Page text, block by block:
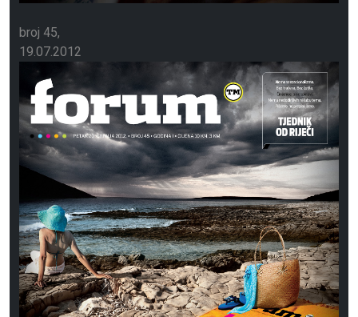
broj 45
19.07.2012